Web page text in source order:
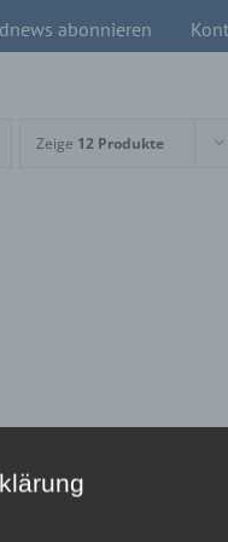
abonnieren
Zeige 12 Produkte